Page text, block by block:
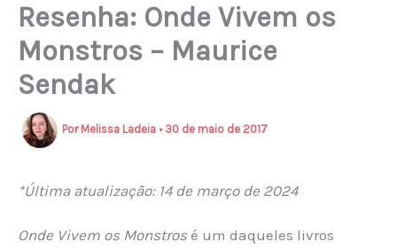
Resenha: Onde Vivem os
Monstros – Maurice
Sendak
Por Melissa Ladeia • 30 de maio de 2017
*Última atualização: 14 de março de 2024
Onde Vivem os Monstros é um daqueles livros